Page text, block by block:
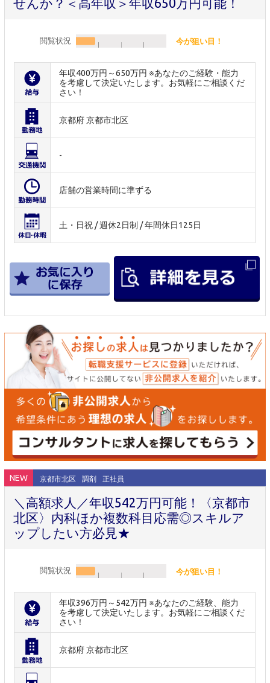
閲覧状況 今が狙い目！
年収400万円～650万円 ※あなたのご経験・能力
を考慮して決定いたします。お気軽にご相談くだ
さい！
京都府 京都市北区
-
店舗の営業時間に準ずる
土・日祝 / 週休2日制 / 年間休日125日
NEW 京都市北区 調剤 正社員
＼高額求人／年収542万円可能！〈京都市
北区〉内科ほか複数科目応需◎スキルア
ップしたい方必見★
閲覧状況 今が狙い目！
年収396万円～542万円 ※あなたのご経験、能力
を考慮して決定いたします。お気軽にご相談くだ
さい！
京都府 京都市北区